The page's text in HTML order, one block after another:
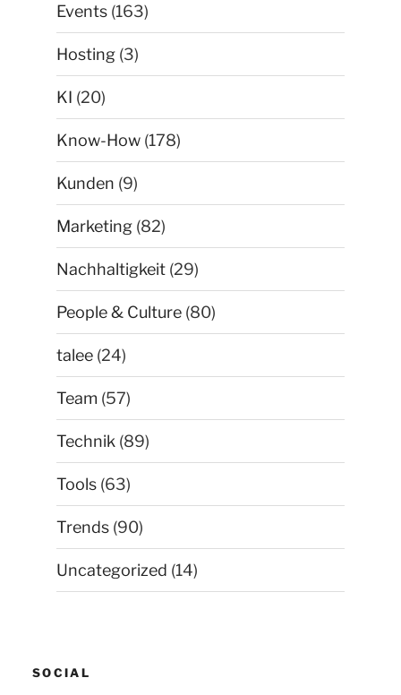
Events (163)
Hosting (3)
KI (20)
Know-How (178)
Kunden (9)
Marketing (82)
Nachhaltigkeit (29)
People & Culture (80)
talee (24)
Team (57)
Technik (89)
Tools (63)
Trends (90)
Uncategorized (14)
SOCIAL